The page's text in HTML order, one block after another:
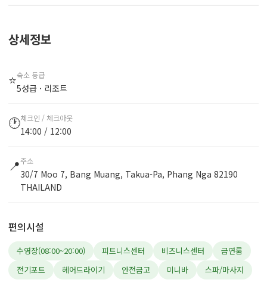
상세정보
⭐숙소 등급
5성급 · 리조트
🕐체크인 / 체크아웃
14:00 / 12:00
📍주소
30/7 Moo 7, Bang Muang, Takua-Pa, Phang Nga 82190
THAILAND
편의시설
수영장(08:00~20:00) 피트니스센터 비즈니스센터
금연룸
전기포트
헤어드라이기 안전금고 미니바 스파/마사지